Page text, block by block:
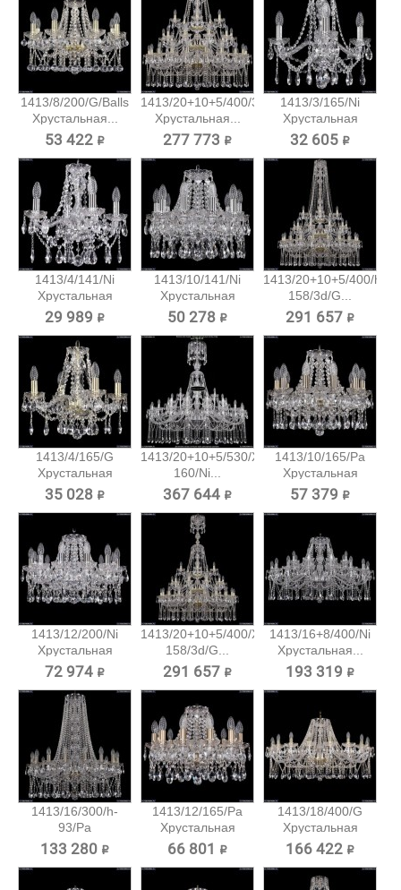
1413/8/200/G/Balls
Хрустальная...
53 422 ₽
1413/20+10+5/400/3d/G
Хрустальная...
277 773 ₽
1413/3/165/Ni
Хрустальная
подвесная...
32 605 ₽
1413/4/141/Ni
Хрустальная
подвесная...
29 989 ₽
1413/10/141/Ni
Хрустальная
подвесная...
50 278 ₽
1413/20+10+5/400/h-
158/3d/G...
291 657 ₽
1413/4/165/G
Хрустальная
подвесная...
35 028 ₽
1413/20+10+5/530/XL-
160/Ni...
367 644 ₽
1413/10/165/Pa
Хрустальная
подвесная...
57 379 ₽
1413/12/200/Ni
Хрустальная
подвесная...
72 974 ₽
1413/20+10+5/400/XL-
158/3d/G...
291 657 ₽
1413/16+8/400/Ni
Хрустальная...
193 319 ₽
1413/16/300/h-
93/Pa
Хрустальная...
133 280 ₽
1413/12/165/Pa
Хрустальная
подвесная...
66 801 ₽
1413/18/400/G
Хрустальная
подвесная...
166 422 ₽